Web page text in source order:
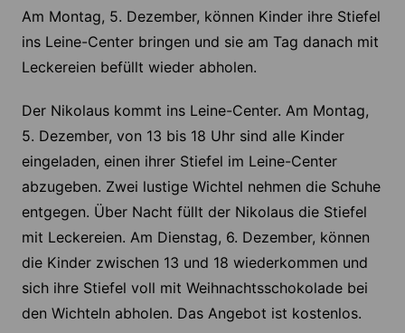
Am Montag, 5. Dezember, können Kinder ihre Stiefel
ins Leine-Center bringen und sie am Tag danach mit
Leckereien befüllt wieder abholen.
Der Nikolaus kommt ins Leine-Center. Am Montag,
5. Dezember, von 13 bis 18 Uhr sind alle Kinder
eingeladen, einen ihrer Stiefel im Leine-Center
abzugeben. Zwei lustige Wichtel nehmen die Schuhe
entgegen. Über Nacht füllt der Nikolaus die Stiefel
mit Leckereien. Am Dienstag, 6. Dezember, können
die Kinder zwischen 13 und 18 wiederkommen und
sich ihre Stiefel voll mit Weihnachtsschokolade bei
den Wichteln abholen. Das Angebot ist kostenlos.